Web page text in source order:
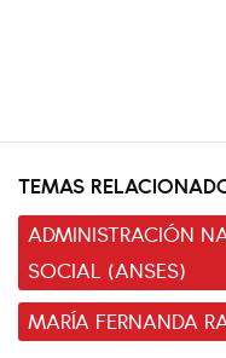
TEMAS
ADMINISTRACIÓN
SOCIAL (ANSES)
MARÍA FERNANDA